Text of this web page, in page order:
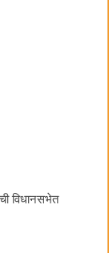
विधानसभेत